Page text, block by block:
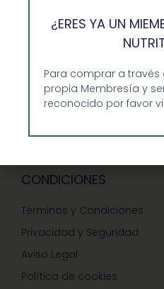
GUIA RAPIDA Y AYUDA
Precios-Envíos-Formas de
Teléfono/whatsapp: 686 27
CONDICIONES
Términos y Condiciones
Privacidad y Seguridad
Aviso Legal
Política de cookies
¿ERES YA UN
Para comprar a
propia Membresía y
reconocido por favor